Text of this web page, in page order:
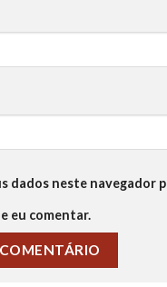
dados neste navegador
eu comentar.